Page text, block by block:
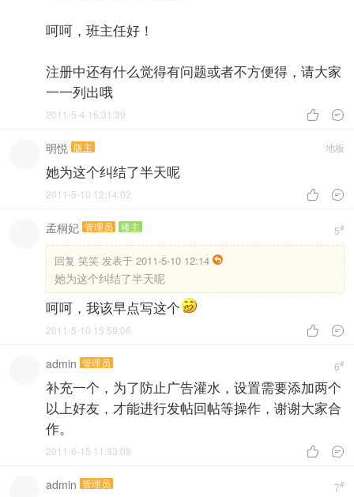
呵呵，班主任好！
注册中还有什么觉得有问题或者不方便得，请大家
一一列出哦
 
2011-5-4 16:31:39
地板
明悦 版主
她为这个纠结了半天呢
 
2011-5-10 12:14:02
5#
孟桐妃 管理员 楼主
回复 笑笑 发表于 2011-5-10 12:14
她为这个纠结了半天呢
呵呵，我该早点写这个
 
2011-5-10 15:59:06
6#
admin 管理员
补充一个，为了防止广告灌水，设置需要添加两个
以上好友，才能进行发帖回帖等操作，谢谢大家合
作。
 
2011-6-15 11:33:08
7#
admin 管理员